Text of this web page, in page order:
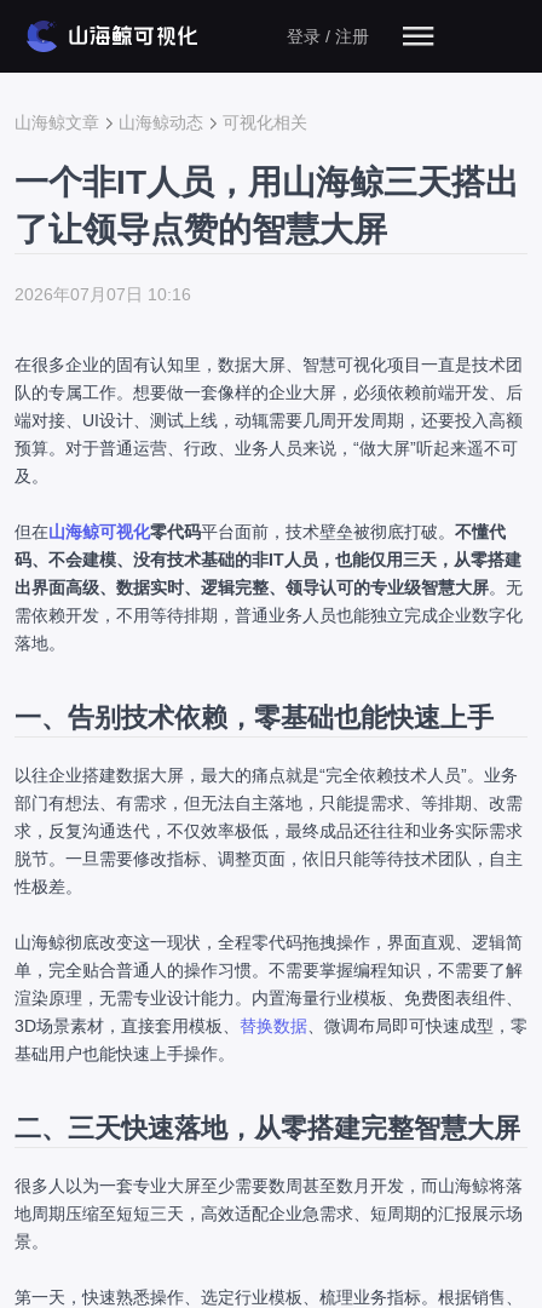
登录 / 注册
山海鲸文章 山海鲸动态 可视化相关
一个非IT人员，用山海鲸三天搭出
了让领导点赞的智慧大屏
2026年07月07日 10:16
在很多企业的固有认知里，数据大屏、智慧可视化项目一直是技术团
队的专属工作。想要做一套像样的企业大屏，必须依赖前端开发、后
端对接、UI设计、测试上线，动辄需要几周开发周期，还要投入高额
预算。对于普通运营、行政、业务人员来说，“做大屏”听起来遥不可
及。
但在山海鲸可视化零代码平台面前，技术壁垒被彻底打破。 不懂代
码、不会建模、没有技术基础的非IT人员，也能仅用三天，从零搭建
出界面高级、数据实时、逻辑完整、领导认可的专业级智慧大屏。无
需依赖开发，不用等待排期，普通业务人员也能独立完成企业数字化
落地。
一、告别技术依赖，零基础也能快速上手
以往企业搭建数据大屏，最大的痛点就是“完全依赖技术人员”。业务
部门有想法、有需求，但无法自主落地，只能提需求、等排期、改需
求，反复沟通迭代，不仅效率极低，最终成品还往往和业务实际需求
脱节。一旦需要修改指标、调整页面，依旧只能等待技术团队，自主
性极差。
山海鲸彻底改变这一现状，全程零代码拖拽操作，界面直观、逻辑简
单，完全贴合普通人的操作习惯。不需要掌握编程知识，不需要了解
渲染原理，无需专业设计能力。内置海量行业模板、免费图表组件、
3D场景素材，直接套用模板、 替换数据 、微调布局即可快速成型，零
基础用户也能快速上手操作。
二、三天快速落地，从零搭建完整智慧大屏
很多人以为一套专业大屏至少需要数周甚至数月开发，而山海鲸将落
地周期压缩至短短三天，高效适配企业急需求、短周期的汇报展示场
景。
第一天，快速熟悉操作、选定行业模板、梳理业务指标。根据销售、